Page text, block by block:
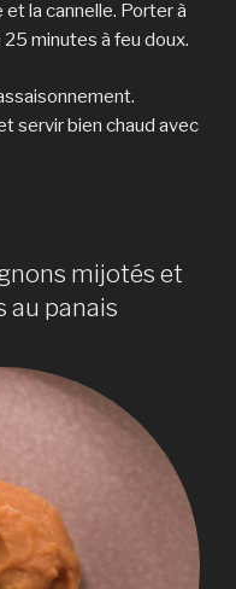
la cannelle. Porter à
minutes à feu doux.
servir bien chaud avec
mijotés et
au panais